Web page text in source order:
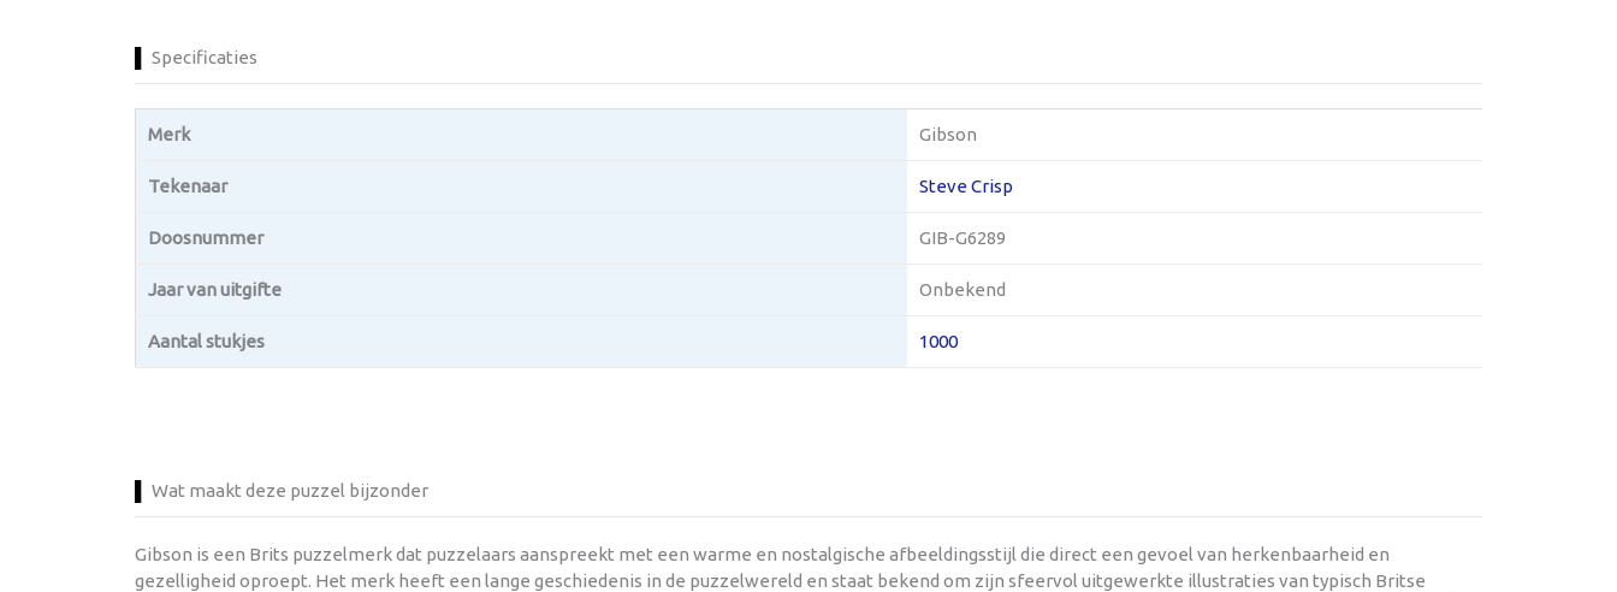
Specificaties
Merk Gibson
Tekenaar Steve Crisp
Doosnummer GIB-G6289
Jaar van uitgifte Onbekend
Aantal stukjes 1000
Wat maakt deze puzzel bijzonder
Gibson is een Brits puzzelmerk dat puzzelaars aanspreekt met een warme en nostalgische afbeeldingsstijl die direct een gevoel van herkenbaarheid en
gezelligheid oproept. Het merk heeft een lange geschiedenis in de puzzelwereld en staat bekend om zijn sfeervol uitgewerkte illustraties van typisch Britse